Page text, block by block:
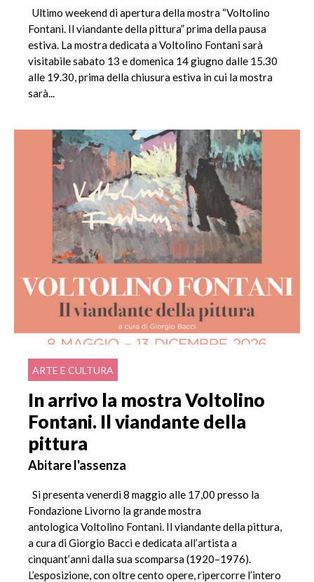
Ultimo weekend di apertura della mostra “Voltolino
Fontani. Il viandante della pittura” prima della pausa
estiva. La mostra dedicata a Voltolino Fontani sarà
visitabile sabato 13 e domenica 14 giugno dalle 15.30
alle 19.30, prima della chiusura estiva in cui la mostra
sarà...
ARTE E CULTURA
In arrivo la mostra Voltolino
Fontani. Il viandante della
pittura
Abitare l'assenza
Si presenta venerdì 8 maggio alle 17,00 presso la
Fondazione Livorno la grande mostra
antologica Voltolino Fontani. Il viandante della pittura,
a cura di Giorgio Bacci e dedicata all’artista a
cinquant’anni dalla sua scomparsa (1920–1976).
L’esposizione, con oltre cento opere, ripercorre l’intero